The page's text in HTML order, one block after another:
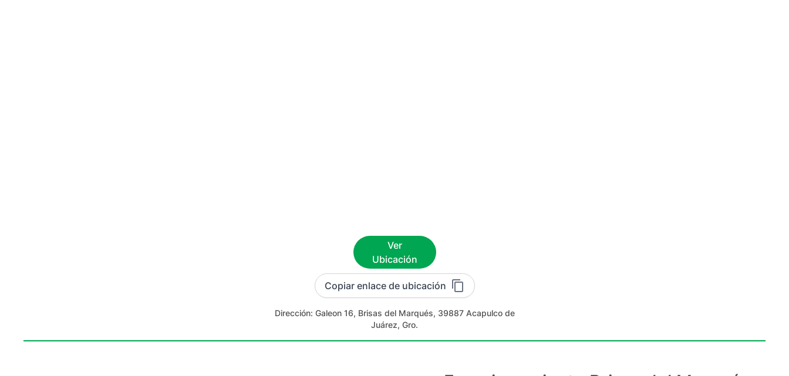
Ver
Ubicación
Copiar enlace de ubicación
Dirección: Galeon 16, Brisas del Marqués, 39887 Acapulco de
Juárez, Gro.